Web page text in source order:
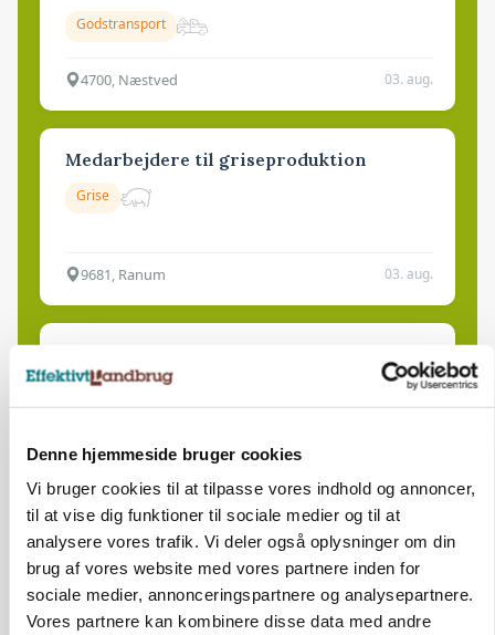
Denne hjemmeside bruger cookies
Vi bruger cookies til at tilpasse vores indhold og annoncer,
til at vise dig funktioner til sociale medier og til at
analysere vores trafik. Vi deler også oplysninger om din
brug af vores website med vores partnere inden for
sociale medier, annonceringspartnere og analysepartnere.
Vores partnere kan kombinere disse data med andre
Godstransport
4700, Næstved 03. aug.
Medarbejdere til griseproduktion
Grise
9681, Ranum 03. aug.
Kalve
6392, Bolderslev
Leder til klimastald
Klimastald